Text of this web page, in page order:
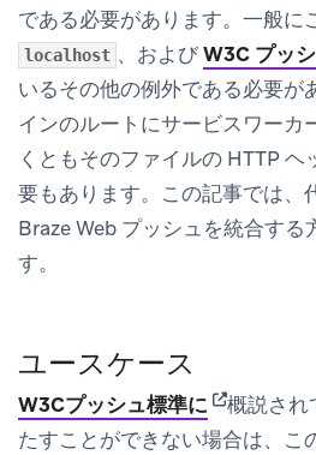
である必要があります。一般に
localhost 、およびW3C プッ
いるその他の例外である必要が
インのルートにサービスワーカ
くともそのファイルの HTTP
要もあります。この記事では、
Braze Web プッシュを統合する
す。
ユースケース
W3Cプッシュ標準に (opens in
概説され
たすことができない場合は、こ